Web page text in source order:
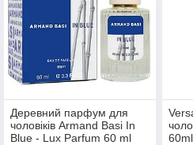
Деревний парфум для
чоловіків Armand Basi In
Blue - Lux Parfum 60 ml
60ml